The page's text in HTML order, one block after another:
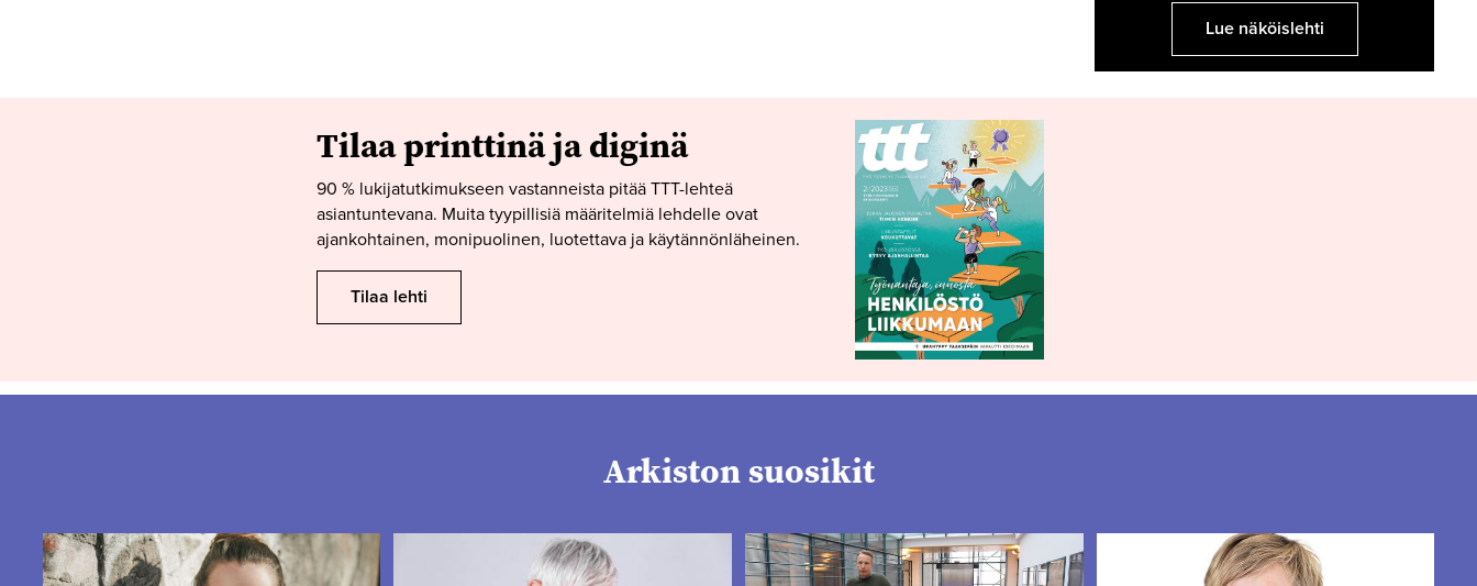
Lue näköislehti
Tilaa printtinä ja diginä
90 % lukijatutkimukseen vastanneista pitää TTT-lehteä
asiantuntevana. Muita tyypillisiä määritelmiä lehdelle ovat
ajankohtainen, monipuolinen, luotettava ja käytännönläheinen.
Tilaa lehti
Arkiston suosikit